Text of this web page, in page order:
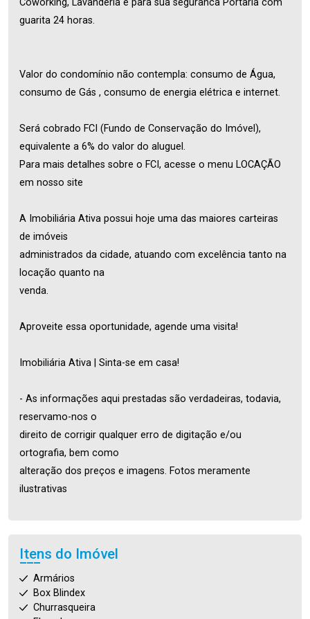
Coworking, Lavanderia e para sua seguranca Portaria com
guarita 24 horas.
Valor do condomínio não contempla: consumo de Água,
consumo de Gás , consumo de energia elétrica e internet.
Será cobrado FCI (Fundo de Conservação do Imóvel),
equivalente a 6% do valor do aluguel.
Para mais detalhes sobre o FCI, acesse o menu LOCAÇÃO
em nosso site
A Imobiliária Ativa possui hoje uma das maiores carteiras
de imóveis
administrados da cidade, atuando com excelência tanto na
locação quanto na
venda.
Aproveite essa oportunidade, agende uma visita!
Imobiliária Ativa | Sinta-se em casa!
- As informações aqui prestadas são verdadeiras, todavia,
reservamo-nos o
direito de corrigir qualquer erro de digitação e/ou
ortografia, bem como
alteração dos preços e imagens. Fotos meramente
ilustrativas
Itens do Imóvel
Armários
Box Blindex
Churrasqueira